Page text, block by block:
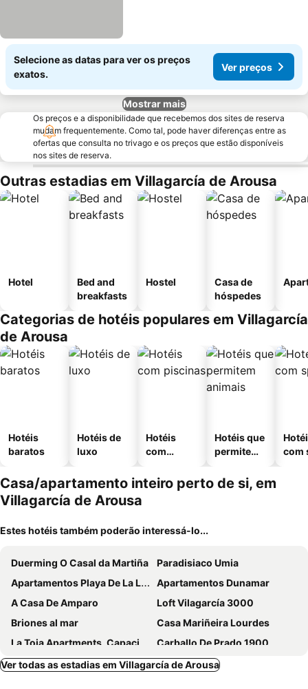
Selecione as datas para ver os preços
exatos.
Ver preços
Mostrar mais
Os preços e a disponibilidade que recebemos dos sites de reserva
mudam frequentemente. Como tal, pode haver diferenças entre as
ofertas que consulta no trivago e os preços que estão disponíveis
nos sites de reserva.
Outras estadias em Villagarcía de Arousa
Hotel
Bed and
breakfasts
Hostel
Casa de
hóspedes
Categorias de hotéis populares em Villagarcía
de Arousa
Hotéis
baratos
Hotéis de
luxo
Hotéis
com
Hotéis que
permitem
com
Casa/apartamento inteiro perto de si, em
Villagarcía de Arousa
Estes hotéis também poderão interessá-lo...
Duerming O Casal da Martiña
Paradisiaco Umia
Apartamentos Playa De La Lanzada 3000
Apartamentos Dunamar
A Casa De Amparo
Loft Vilagarcía 3000
Briones al mar
Casa Mariñeira Lourdes
La Toja Apartments, Capacity 4 People
Carballo De Prado 1900
Sleep Padron
Villa Oubiña Poio With Terrace And Barbecue Aparb
Ver todas as estadias em Villagarcía de Arousa